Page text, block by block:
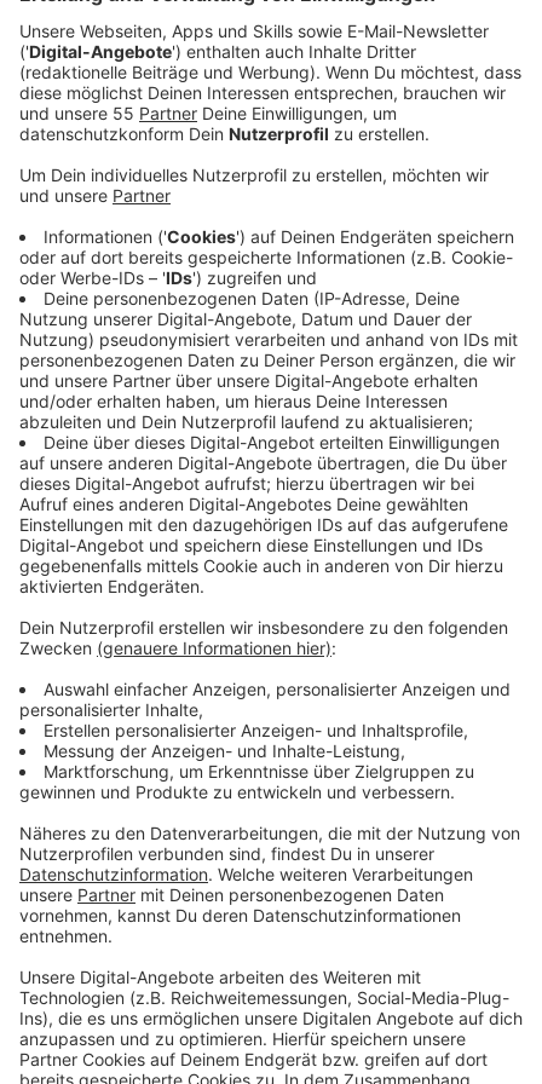
Anzeige
Leichen, die am Straßenrand liegen. Menschen, die
erst gefesselt und anschließend erschossen
aufgefunden wurden und noch viele weitere Eindrücke
brachten Videos aus der ukrainischen Stadt Butscha
zum April-Beginn die gesamte Welt in eine Art
Schockstarre. Die Gräueltaten russischer Soldaten im
Krieg in der Ukraine sind kaum in Worte zu fassen und
beschäftigen Milliarden von Menschen. Wie geht man
damit am besten um oder verarbeitet dies? Was
mache ich, wenn ich mit diesen Bildern konfrontiert
werde. Antworten darauf finden wir bei Verena König.
Die ausgebildete Heilpraktikerin aus Gorxheimertal bei
Hessen ist auch Traumatherapeutin und hat sich mit
solchen Situationen schon jahrelang befasst. Das
gesamte Interview mit ihr zu diesem Thema hört ihr
hier. Kollege Joschka Heinemann hat das Gespräch
geführt.
Anzeige
Joschka Heinemann
Traumatherapeutin Verena König im Interview